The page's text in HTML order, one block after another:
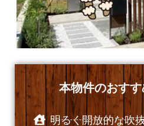
本物件のおすす
明るく開放的な吹